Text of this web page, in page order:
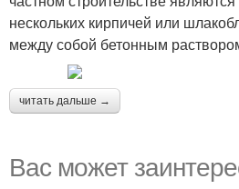
нескольких кирпичей или
между собой бетонным
читать дальше →
Вас может